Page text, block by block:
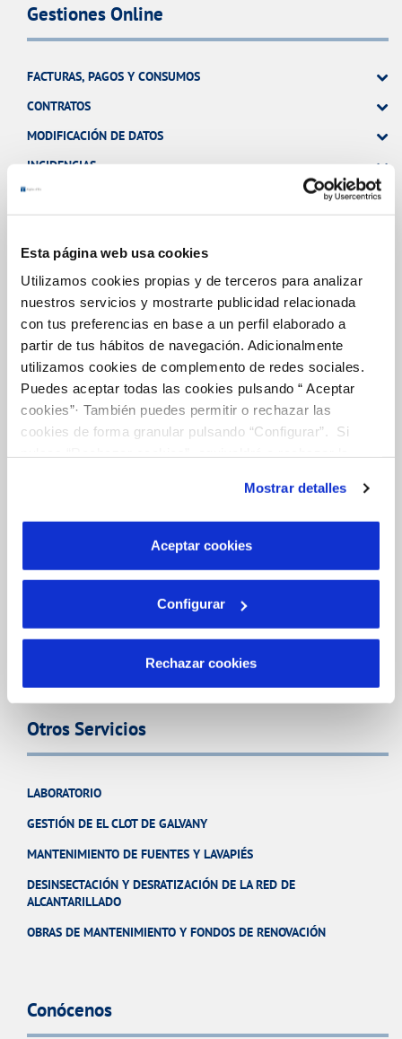
Esta página web usa cookies
Utilizamos cookies propias y de terceros para analizar
nuestros servicios y mostrarte publicidad relacionada
con tus preferencias en base a un perfil elaborado a
partir de tus hábitos de navegación. Adicionalmente
utilizamos cookies de complemento de redes sociales.
Puedes aceptar todas las cookies pulsando “ Aceptar
cookies”· También puedes permitir o rechazar las
cookies de forma granular pulsando “Configurar”. Si
son indispensables para que el sitio web funcione y que
por tanto no se pueden desactivar. Puedes consultar
más información en nuestraPolítica de Cookies
Mostrar detalles
Aceptar cookies
Configurar
Rechazar cookies
Gestiones Online
FACTURAS, PAGOS Y CONSUMOS
CONTRATOS
MODIFICACIÓN DE DATOS
INCIDENCIAS
TODAS LAS GESTIONES
Tu Servicio
FACTURAS Y PRECIOS
ATENCIÓN AL CLIENTE
Tu Agua
Otros Servicios
LABORATORIO
GESTIÓN DE EL CLOT DE GALVANY
MANTENIMIENTO DE FUENTES Y LAVAPIÉS
DESINSECTACIÓN Y DESRATIZACIÓN DE LA RED DE
ALCANTARILLADO
OBRAS DE MANTENIMIENTO Y FONDOS DE RENOVACIÓN
Conócenos